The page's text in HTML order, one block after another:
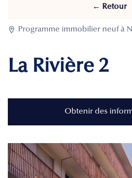
← Retour
 Programme immobilier neuf à
La Rivière 2
Obtenir des